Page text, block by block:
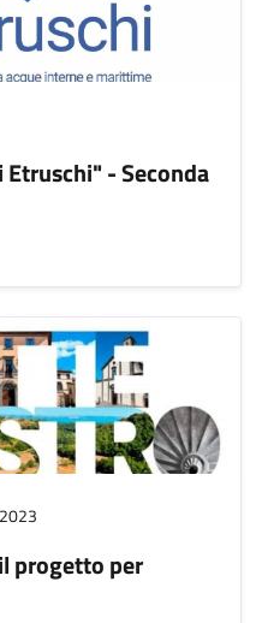
Etruschi" - Seconda
progetto per